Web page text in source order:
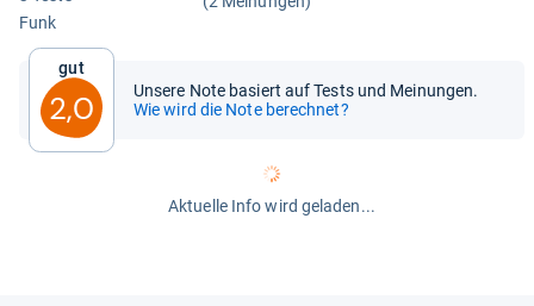
Funk
Gut
2,0
Unsere Note basiert auf Tests und Meinungen.
Wie wird die Note berechnet?
Aktuelle Info wird geladen...